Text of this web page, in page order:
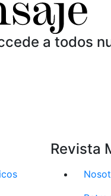
a todos
Revista